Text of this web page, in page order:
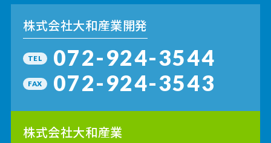
株式会社大和産業開発
TEL 072-924-3544
FAX 072-924-3543
株式会社大和産業